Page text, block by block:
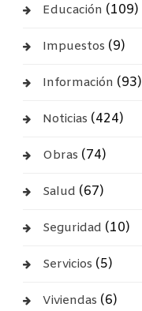
Educación (109)
Impuestos (9)
Información (93)
Noticias (424)
Obras (74)
Salud (67)
Seguridad (10)
Servicios (5)
Viviendas (6)